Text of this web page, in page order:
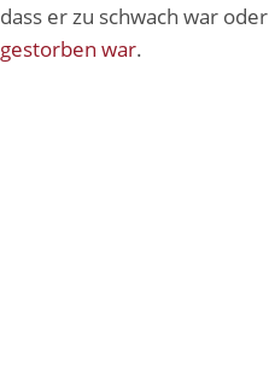
dass er zu schwach war oder
gestorben war.